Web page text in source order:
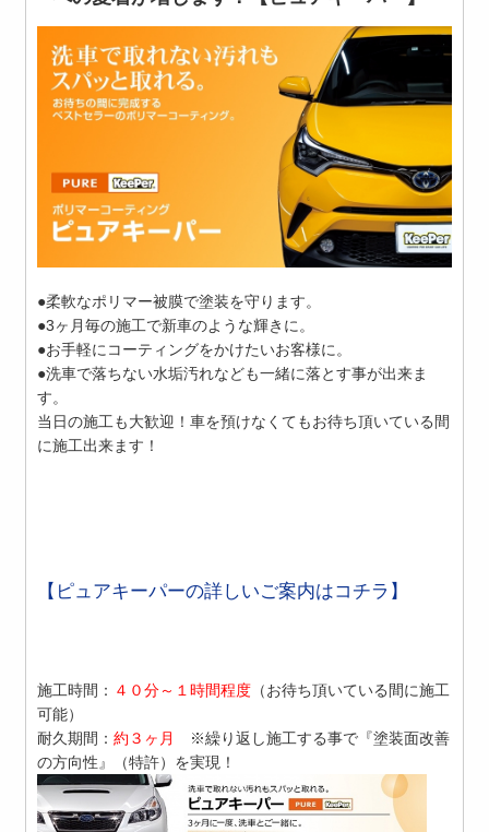
●柔軟なポリマー被膜で塗装を守ります。
●3ヶ月毎の施工で新車のような輝きに。
●お手軽にコーティングをかけたいお客様に。
●洗車で落ちない水垢汚れなども一緒に落とす事が出来ま
す。
当日の施工も大歓迎！車を預けなくてもお待ち頂いている間
に施工出来ます！
【ピュアキーパーの詳しいご案内はコチラ】
施工時間： ４０分～１時間程度 （お待ち頂いている間に施工
可能）
耐久期間：約３ヶ月
※繰り返し施工する事で『塗装面改善
の方向性』（特許）を実現！